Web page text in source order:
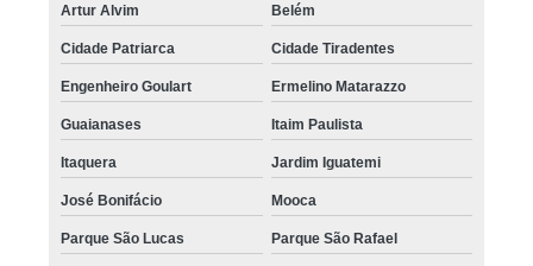
Artur Alvim Belém
Cidade Patriarca Cidade Tiradentes
Engenheiro Goulart Ermelino Matarazzo
Guaianases Itaim Paulista
Itaquera Jardim Iguatemi
José Bonifácio Mooca
Parque São Lucas Parque São Rafael